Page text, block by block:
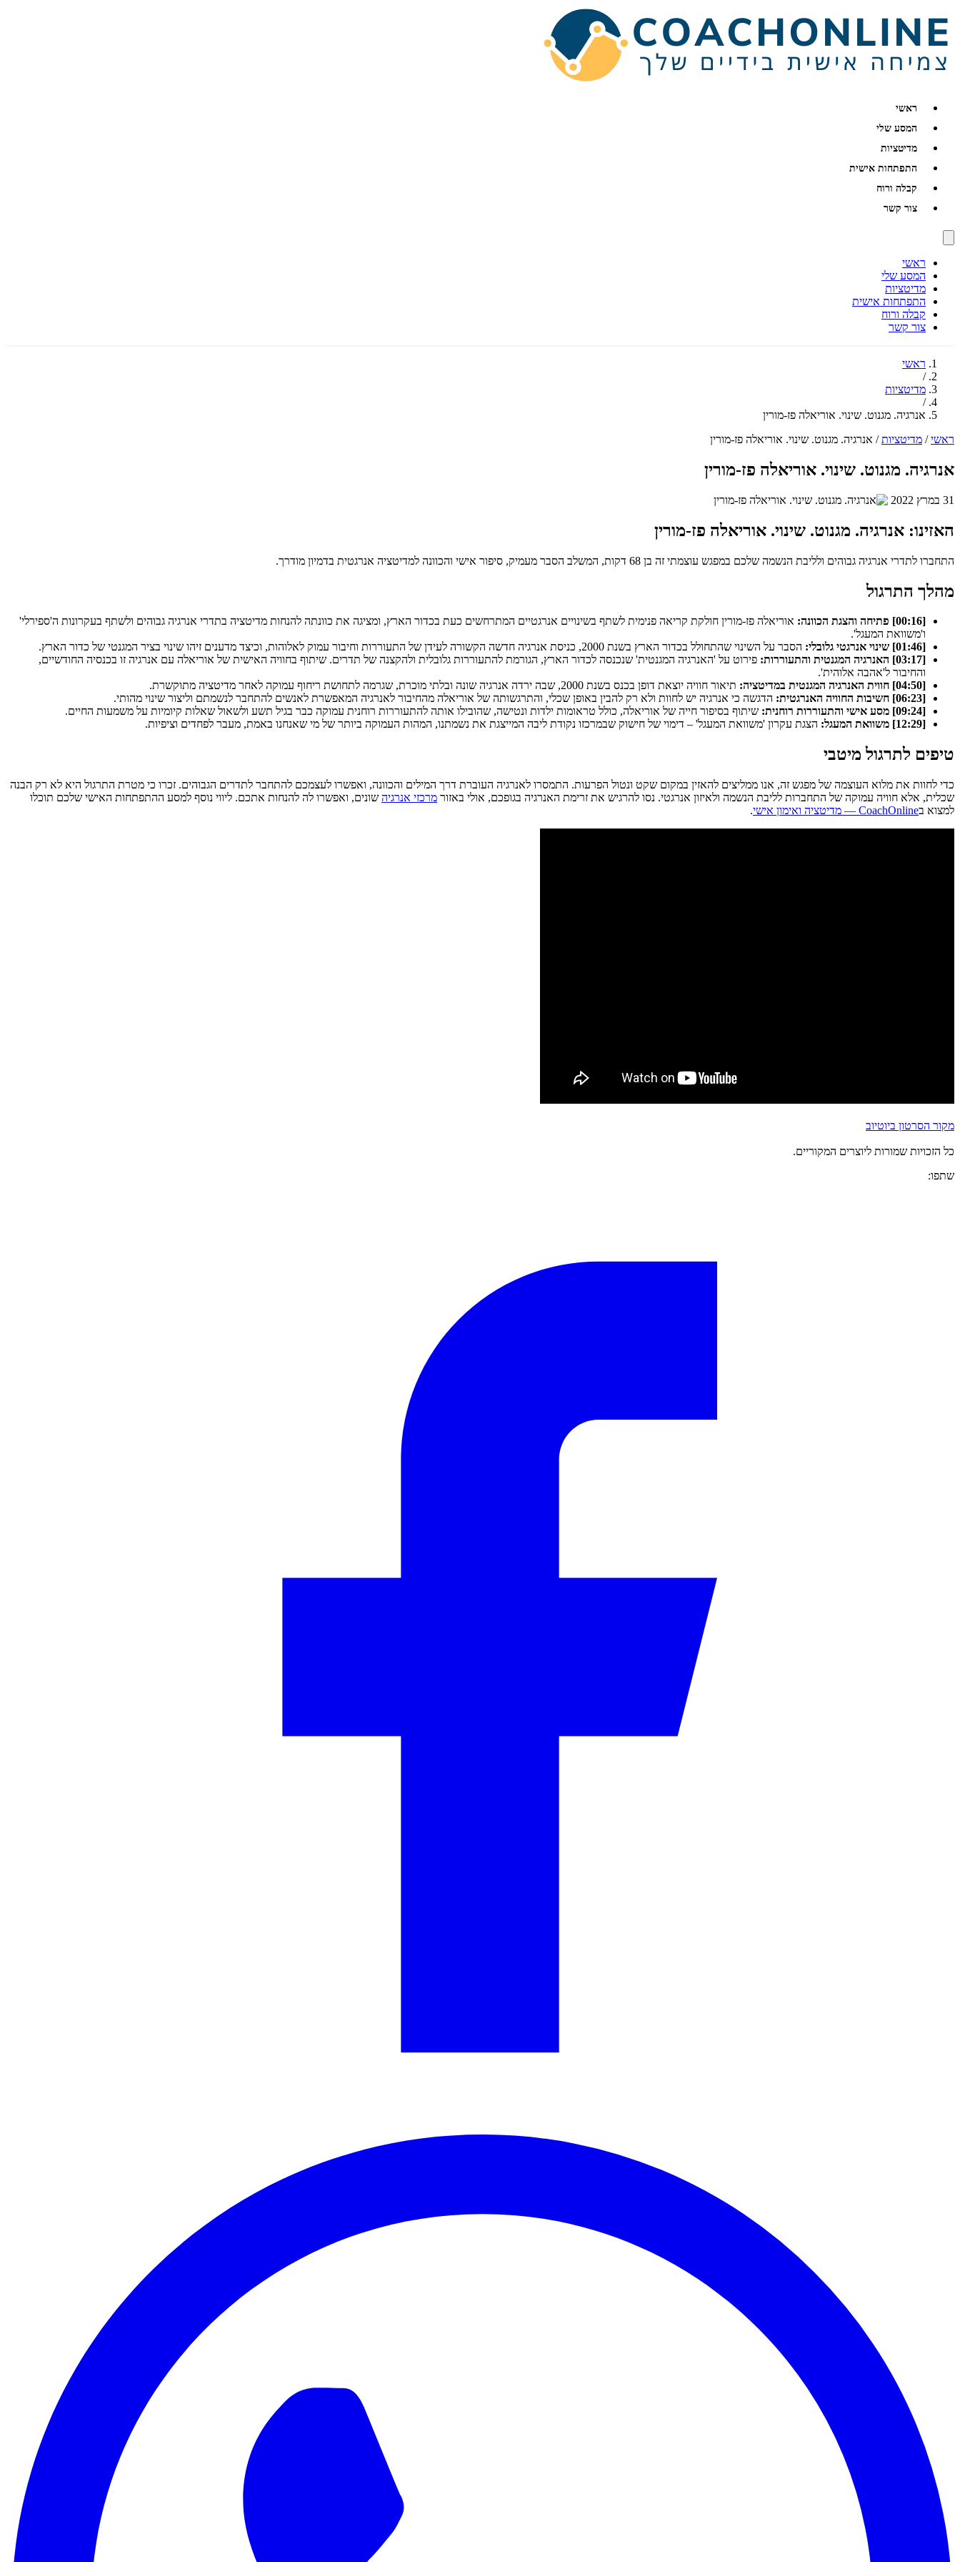
ראשי
המסע שלי
מדיטציות
התפתחות אישית
קבלה ורוח
צור קשר
ראשי
המסע שלי
מדיטציות
התפתחות אישית
קבלה ורוח
צור קשר
ראשי
/
מדיטציות
/
אנרגיה. מגנוט. שינוי. אוריאלה פז-מורין
ראשי / מדיטציות / אנרגיה. מגנוט. שינוי. אוריאלה פז-מורין
אנרגיה. מגנוט. שינוי. אוריאלה פז-מורין
31 במרץ 2022
האזינו: אנרגיה. מגנוט. שינוי. אוריאלה פז-מורין
התחברו לתדרי אנרגיה גבוהים ולליבת הנשמה שלכם במפגש עוצמתי זה בן 68 דקות, המשלב הסבר מעמיק, סיפור אישי והכוונה למדיטציה אנרגטית בדמיון מודרך.
מהלך התרגול
[00:16] פתיחה והצגת הכוונה:
אוריאלה פז-מורין חולקת קריאה פנימית לשתף בשינויים אנרגטיים המתרחשים כעת בכדור הארץ, ומציגה את כוונתה להנחות מדיטציה בתדרי אנרגיה גבוהים ולשתף בעקרונות ה'ספירלי'
ו'משוואת המעגל'.
[01:46] שינוי אנרגטי גלובלי:
הסבר על השינוי שהתחולל בכדור הארץ בשנת 2000, כניסת אנרגיה חדשה הקשורה לעידן של התעוררות וחיבור עמוק לאלוהות, וכיצד מדענים זיהו שינוי בציר המגנטי של כדור הארץ.
[03:17] האנרגיה המגנטית והתעוררות:
פירוט על 'האנרגיה המגנטית' שנכנסה לכדור הארץ, הגורמת להתעוררות גלובלית ולהקצנה של תדרים. שיתוף בחוויה האישית של אוריאלה עם אנרגיה זו בכנסיה החודשיים,
והחיבור ל'אהבה אלוהית'.
[04:50] חווית האנרגיה המגנטית במדיטציה:
תיאור חוויה יוצאת דופן בכנס בשנת 2000, שבה ירדה אנרגיה שונה ובלתי מוכרת, שגרמה לתחושת ריחוף עמוקה לאחר מדיטציה מתוקשרת.
[06:23] חשיבות החוויה האנרגטית:
הדגשה כי אנרגיה יש לחוות ולא רק להבין באופן שכלי, והתרגשותה של אוריאלה מהחיבור לאנרגיה המאפשרת לאנשים להתחבר לנשמתם וליצור שינוי מהותי.
[09:24] מסע אישי והתעוררות רוחנית:
שיתוף בסיפור חייה של אוריאלה, כולל טראומות ילדות ונטישה, שהובילו אותה להתעוררות רוחנית עמוקה כבר בגיל תשע ולשאול שאלות קיומיות על משמעות החיים.
[12:29] משוואת המעגל:
הצגת עקרון 'משוואת המעגל' – דימוי של חישוק שבמרכזו נקודת ליבה המייצגת את נשמתנו, המהות העמוקה ביותר של מי שאנחנו באמת, מעבר לפחדים וציפיות.
טיפים לתרגול מיטבי
כדי לחוות את מלוא העוצמה של מפגש זה, אנו ממליצים להאזין במקום שקט ונטול הפרעות. התמסרו לאנרגיה העוברת דרך המילים והכוונה, ואפשרו לעצמכם להתחבר לתדרים הגבוהים. זכרו כי מטרת התרגול היא לא רק הבנה
שכלית, אלא חוויה עמוקה של התחברות לליבת הנשמה ולאיזון אנרגטי. נסו להרגיש את זרימת האנרגיה בגופכם, אולי באזור מרכזי אנרגיה שונים, ואפשרו לה להנחות אתכם. ליווי נוסף למסע ההתפתחות האישי שלכם תוכלו
למצוא בCoachOnline — מדיטציה ואימון אישי .
מקור הסרטון ביוטיוב
כל הזכויות שמורות ליוצרים המקוריים.
שתפו: